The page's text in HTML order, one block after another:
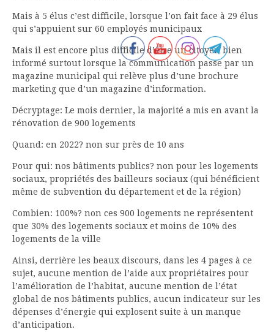
Mais à 5 élus c’est difficile, lorsque l’on fait face à 29 élus
qui s’appuient sur 60 employés municipaux
Mais il est encore plus difficile d’être un citoyen bien
informé surtout lorsque la communication passe par un
magazine municipal qui relève plus d’une brochure
marketing que d’un magazine d’information.
Décryptage: Le mois dernier, la majorité a mis en avant la
rénovation de 900 logements
Quand: en 2022? non sur près de 10 ans
Pour qui: nos bâtiments publics? non pour les logements
sociaux, propriétés des bailleurs sociaux (qui bénéficient
même de subvention du département et de la région)
Combien: 100%? non ces 900 logements ne représentent
que 30% des logements sociaux et moins de 10% des
logements de la ville
Ainsi, derrière les beaux discours, dans les 4 pages à ce
sujet, aucune mention de l’aide aux propriétaires pour
l’amélioration de l’habitat, aucune mention de l’état
global de nos bâtiments publics, aucun indicateur sur les
dépenses d’énergie qui explosent suite à un manque
d’anticipation.